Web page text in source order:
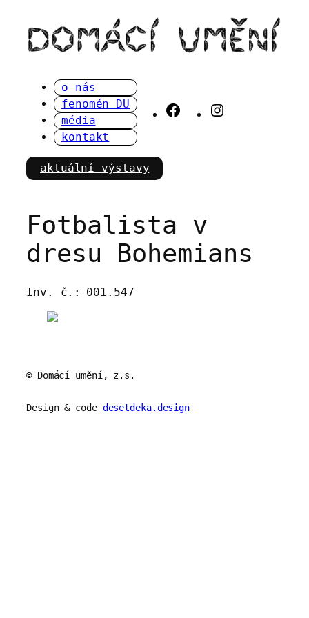
obsah
o nás
fenomén DU
média
kontakt
Facebook
aktuální výstavy
Fotbalista v
dresu Bohemians
Inv. č.: 001.547
© Domácí umění, z.s.
Design & code desetdeka.design